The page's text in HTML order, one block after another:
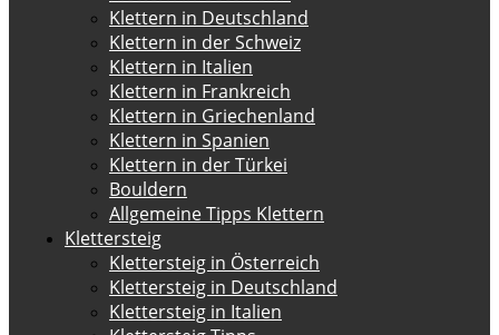
Klettern in Deutschland
Klettern in der Schweiz
Klettern in Italien
Klettern in Frankreich
Klettern in Griechenland
Klettern in Spanien
Klettern in der Türkei
Bouldern
Allgemeine Tipps Klettern
Klettersteig
Klettersteig in Österreich
Klettersteig in Deutschland
Klettersteig in Italien